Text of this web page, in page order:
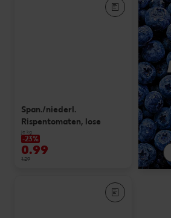
Span./niederl.
Rispentomaten, lose
je kg
-23%
0.99
1.29